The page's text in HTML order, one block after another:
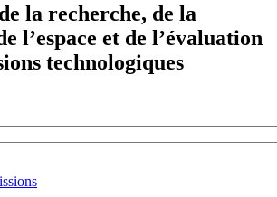
la recherche, de la
l’espace et de l’évaluation
technologiques